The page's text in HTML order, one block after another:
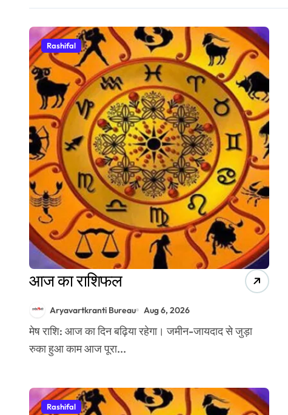
Rashifal
आज का राशिफल
Aryavartkranti Bureau Aug 6, 2026
मेष राशि: आज का दिन बढ़िया रहेगा। जमीन-जायदाद से जुड़ा
रुका हुआ काम आज पूरा...
Rashifal